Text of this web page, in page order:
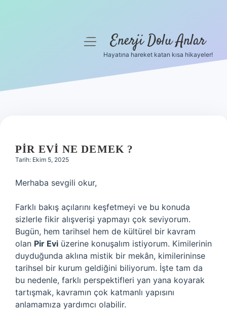
Hakkımızda
menüyüEnerji Dolu Anlar
Hayatına hareket katan kısa hikayeler!
PIR EVI NE DEMEK ?
Tarih: Ekim 5, 2025
Merhaba sevgili okur,
Farklı bakış açılarını keşfetmeyi ve bu konuda
sizlerle fikir alışverişi yapmayı çok seviyorum.
Bugün, hem tarihsel hem de kültürel bir kavram
olan Pir Evi üzerine konuşalım istiyorum. Kimilerinin
duyduğunda aklına mistik bir mekân, kimilerininse
tarihsel bir kurum geldiğini biliyorum. İşte tam da
bu nedenle, farklı perspektifleri yan yana koyarak
tartışmak, kavramın çok katmanlı yapısını
anlamamıza yardımcı olabilir.